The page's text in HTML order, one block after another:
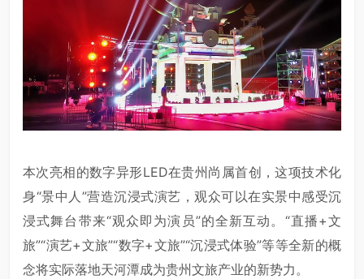
本次亮相的数字异形LED在贵州尚属首创，这项技术化
身“景中人”营造沉浸式演艺，观众可以在实景中感受沉
浸式舞台带来“观众即为演员”的全新互动。“直播+文
旅”“演艺+文旅”“数字+文旅”“沉浸式体验”等等全新的概
念将实际落地天河潭成为贵州文旅产业的新势力。